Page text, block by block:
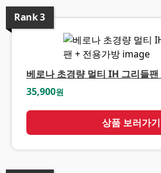
Rank3
베로나 초경량 멀티 IH 그리들
35,900원
상품 보러가기